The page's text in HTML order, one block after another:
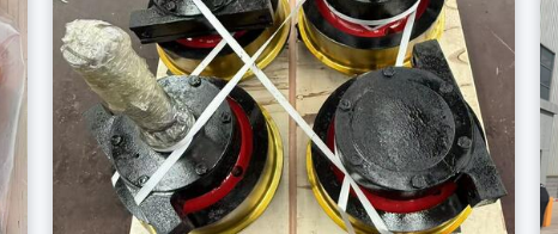
주문되었습니다. 1 세트: 5 톤 가닥 전기 ...